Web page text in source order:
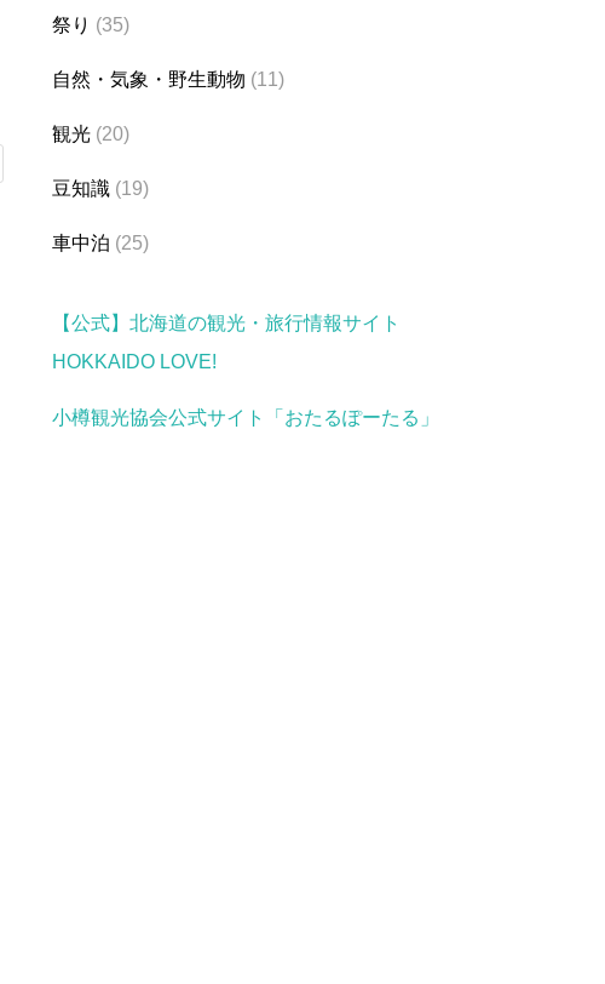
祭り (35)
自然・気象・野生動物 (11)
観光 (20)
豆知識 (19)
車中泊 (25)
【公式】北海道の観光・旅行情報サイト
HOKKAIDO LOVE!
小樽観光協会公式サイト「おたるぽーたる」